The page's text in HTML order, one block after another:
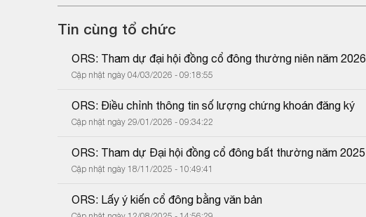
Tin cùng tổ chức
ORS: Tham dự đại hội đồng cổ đông thường niên năm 2026
Cập nhật ngày 04/03/2026 - 09:18:55
ORS: Điều chỉnh thông tin số lượng chứng khoán đăng ký
Cập nhật ngày 29/01/2026 - 09:34:22
ORS: Tham dự Đại hội đồng cổ đông bất thường năm 2025
Cập nhật ngày 18/11/2025 - 10:49:41
ORS: Lấy ý kiến cổ đông bằng văn bản